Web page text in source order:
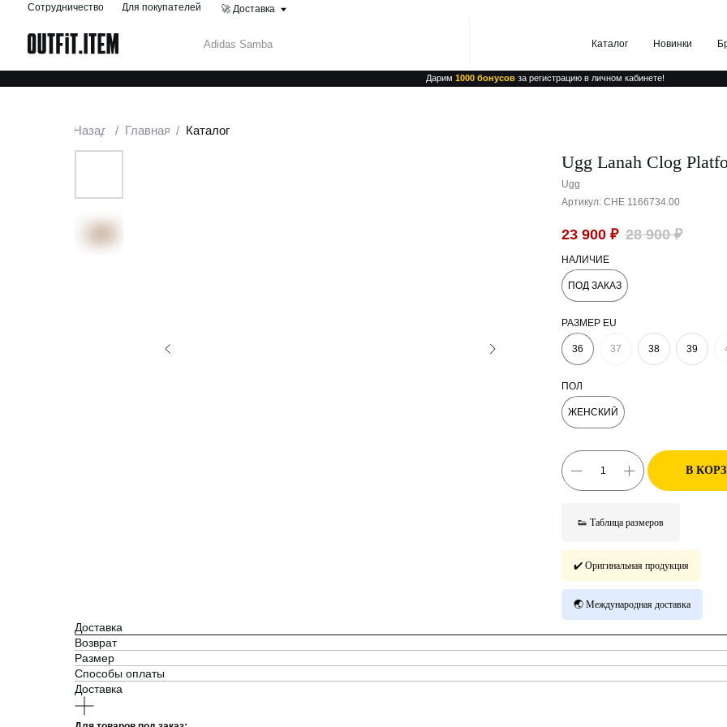
Дарим1000 бонусовза регистрацию в личном кабинете!
Сотрудничество Для покупателей
Бренды
Новинки
🚀 Доставка
Назад Главная
/ Каталог
/
Ugg Lanah Clog
Ugg
Артикул: CHE 1166734.00
23 900 ₽ 28 900 ₽
НАЛИЧИЕ
ПОД ЗАКАЗ
РАЗМЕР EU
36 37 38 39
ПОЛ
ЖЕНСКИЙ
В
👟 Таблица размеров
✔️ Оригинальная продукция
🌏 Международная доставка
Доставка
Возврат
Размер
Способы оплаты
Доставка